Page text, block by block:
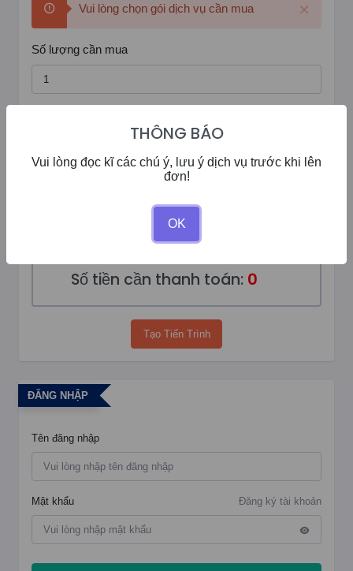
Vui lòng chọn gói dịch vụ cần mua
Số lượng cần mua
Số dư của bạn:
Số tiền cần thanh toán: 0
Tạo Tiến Trình
ĐĂNG NHẬP
Tên đăng nhập
Đăng ký tài khoản
Mật khẩu
THÔNG BÁO
Vui lòng đọc kĩ các chú ý, lưu ý dịch vụ trước khi lên
đơn!
OK